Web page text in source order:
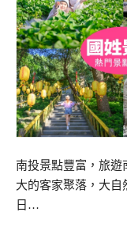
南投景點豐富，旅遊
大的客家聚落，大自
日…